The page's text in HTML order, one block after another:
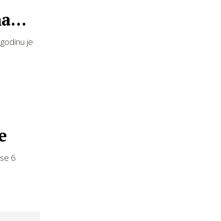
je
6